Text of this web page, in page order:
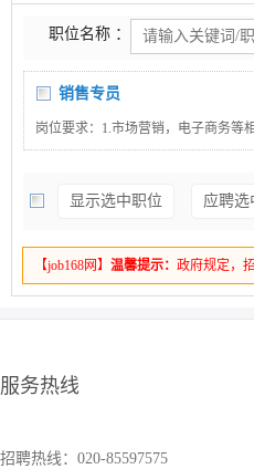
职位名称 ：
销售专员
岗位要求：1.市场营销，电子商务等
业；2.热情待人，真诚有爱 "
显示选中职位 应聘选
【job168网】 温馨提示： 政府规定，
服务热线
招聘热线：020-85597575